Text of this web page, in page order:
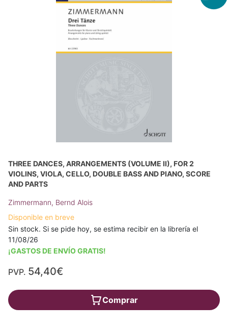
THREE DANCES, ARRANGEMENTS (VOLUME II), FOR 2
VIOLINS, VIOLA, CELLO, DOUBLE BASS AND PIANO, SCORE
AND PARTS
Zimmermann, Bernd Alois
Disponible en breve
Sin stock. Si se pide hoy, se estima recibir en la librería el
11/08/26
¡GASTOS DE ENVÍO GRATIS!
PVP. 54,40€
Comprar